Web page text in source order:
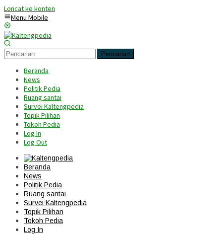
Loncat ke konten
Menu Mobile
Pencarian
Beranda
News
Politik Pedia
Ruang santai
Survei Kaltengpedia
Topik Pilihan
Tokoh Pedia
Log In
Log Out
Beranda
News
Politik Pedia
Ruang santai
Survei Kaltengpedia
Topik Pilihan
Tokoh Pedia
Log In